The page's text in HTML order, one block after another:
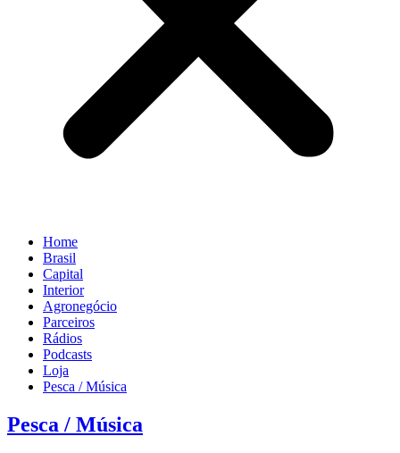
Home
Brasil
Capital
Interior
Agronegócio
Parceiros
Rádios
Podcasts
Loja
Pesca / Música
Pesca / Música